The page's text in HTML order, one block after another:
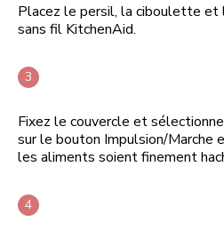
Placez le persil, la ciboulette et
sans fil KitchenAid.
Fixez le couvercle et
sur le bouton Impulsion/Marche
les aliments soient finement